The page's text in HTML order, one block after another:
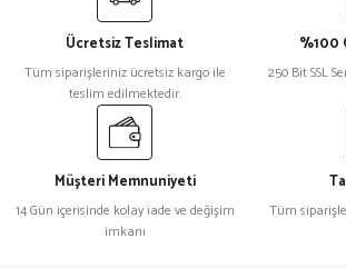
Ücretsiz Teslimat
Tüm siparişleriniz ücretsiz kargo ile
teslim edilmektedir.
%100
250 Bit SSL
Müşteri Memnuniyeti
14 Gün içerisinde kolay iade ve değişim
imkanı
Tüm